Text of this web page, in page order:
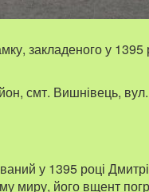
закладеного у 1395
смт. Вишнівець,
у 1395 році
миру, його вщент